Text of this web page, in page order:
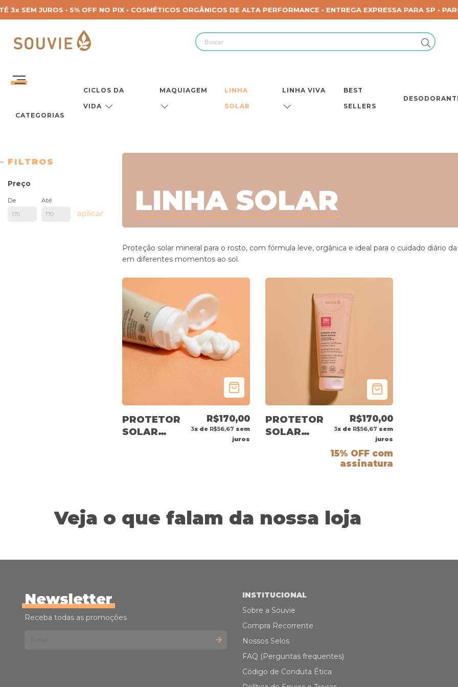
CATEGORIAS
CICLOS DA
VIDA
MAQUIAGEM LINHA
SOLAR
LINHA VIVA BEST
SELLERS
FILTROS
Preço
De Até
aplicar LINHA SOLAR
Proteção solar mineral para o rosto, com fórmula leve, orgânica e ideal para o cuidado diário
em diferentes momentos ao sol.
PROTETOR
SOLAR
R$170,00
3x de R$56,67 sem
juros
PROTETOR
SOLAR
R$170,00
3x de R$56,67 sem
juros
15% OFF com
assinatura
Veja o que falam da nossa loja
Newsletter
Receba todas as promoções
INSTITUCIONAL
Sobre a Souvie
Compra Recorrente
Nossos Selos
FAQ (Perguntas frequentes)
Código de Conduta Ética